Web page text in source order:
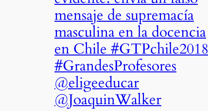
mensaje de supremacía
masculina en la docencia
en Chile #GTPchile2018
#GrandesProfesores
@eligeeducar
@JoaquinWalker